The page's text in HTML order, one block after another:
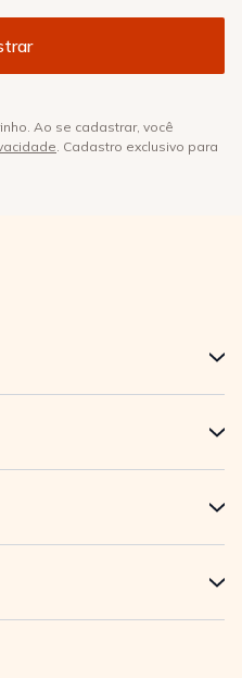
Ao se cadastrar, você
. Cadastro exclusivo para
+
+
+
+